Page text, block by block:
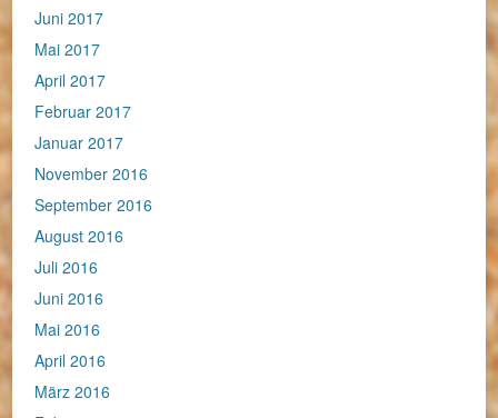
Juni 2017
Mai 2017
April 2017
Februar 2017
Januar 2017
November 2016
September 2016
August 2016
Juli 2016
Juni 2016
Mai 2016
April 2016
März 2016